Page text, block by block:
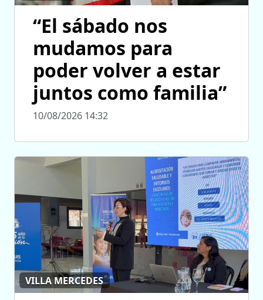
“El sábado nos
mudamos para
poder volver a estar
juntos como familia”
10/08/2026 14:32
VILLA MERCEDES